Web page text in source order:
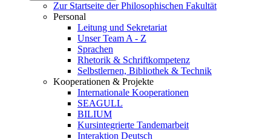
Zur Startseite der Philosophischen Fakultät
Personal
Leitung und Sekretariat
Unser Team A - Z
Sprachen
Rhetorik & Schriftkompetenz
Selbstlernen, Bibliothek & Technik
Kooperationen & Projekte
Internationale Kooperationen
SEAGULL
BILIUM
Kursintegrierte Tandemarbeit
Interaktion Deutsch